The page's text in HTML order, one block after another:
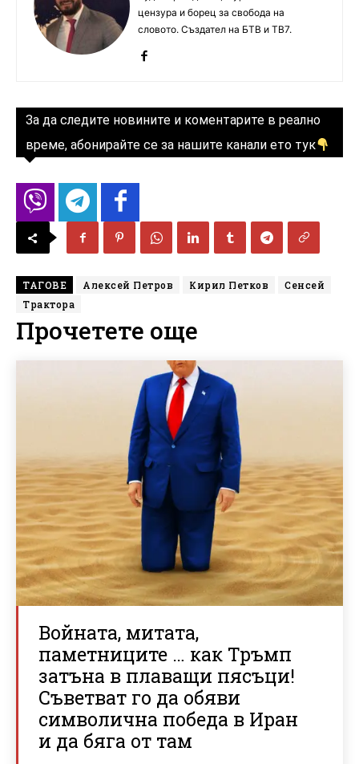
цензура и борец за свобода на
словото. Създател на БТВ и ТВ7.
За да следите новините и коментарите в реално
време, абонирайте се за нашите канали ето тук
ТАГОВЕ Алексей Петров Кирил Петков
Сенсей
Трактора
Прочетете още
Войната, митата,
паметниците … как Тръмп
затъна в плаващи пясъци!
Съветват го да обяви
символична победа в Иран
и да бяга от там